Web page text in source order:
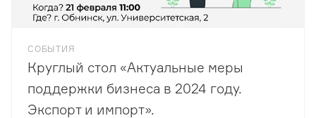
СОБЫТИЯ
Круглый стол «Актуальные меры
поддержки бизнеса в 2024 году.
Экспорт и импорт».